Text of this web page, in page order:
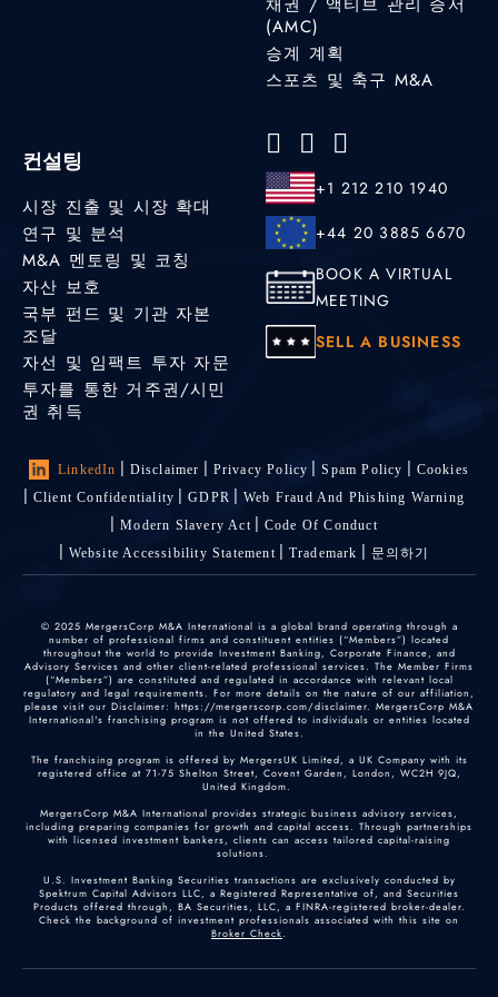
(AMC)
승계 계획
스포츠 및 축구 M&A
컨설팅
시장 진출 및 시장 확대
연구 및 분석
M&A 멘토링 및 코칭
자산 보호
국부 펀드 및 기관 자본
조달
자선 및 임팩트 투자 자문
투자를 통한 거주권/시민
권 취득
+1 212 210 1940
+44 20 3885 6670
BOOK A VIRTUAL
MEETING
SELL A BUSINESS
LinkedIn Disclaimer Privacy Policy Spam Policy
Cookies
Client Confidentiality
GDPR
Web Fraud And Phishing Warning
Modern Slavery Act
Code Of Conduct
Website Accessibility Statement
Trademark 문의하기
© 2025 MergersCorp M&A International is a global brand operating through a
number of professional firms and constituent entities (“Members”) located
throughout the world to provide Investment Banking, Corporate Finance, and
Advisory Services and other client-related professional services. The Member Firms
(“Members”) are constituted and regulated in accordance with relevant local
regulatory and legal requirements. For more details on the nature of our affiliation,
please visit our Disclaimer: https://mergerscorp.com/disclaimer. MergersCorp M&A
International's franchising program is not offered to individuals or entities located
in the United States.
The franchising program is offered by MergersUK Limited, a UK Company with its
registered office at 71-75 Shelton Street, Covent Garden, London, WC2H 9JQ,
United Kingdom.
MergersCorp M&A International provides strategic business advisory services,
including preparing companies for growth and capital access. Through partnerships
with licensed investment bankers, clients can access tailored capital-raising
solutions.
U.S. Investment Banking Securities transactions are exclusively conducted by
Spektrum Capital Advisors LLC, a Registered Representative of, and Securities
Products offered through, BA Securities, LLC, a FINRA-registered broker-dealer.
Check the background of investment professionals associated with this site on
Broker Check.